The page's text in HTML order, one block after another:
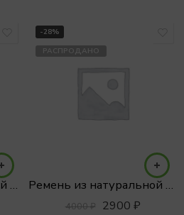
Ремень из натуральной кожи
-28%
РАСПРОДАНО
Ремень из натуральной кожи
4000₽ 2900 ₽